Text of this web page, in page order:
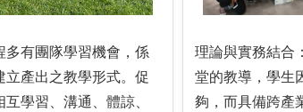
多有團隊學習機會，係
立產出之教學形式。促
學習、溝通、體諒、
理論與實務結合
堂的教導，學生
夠，而具備跨產